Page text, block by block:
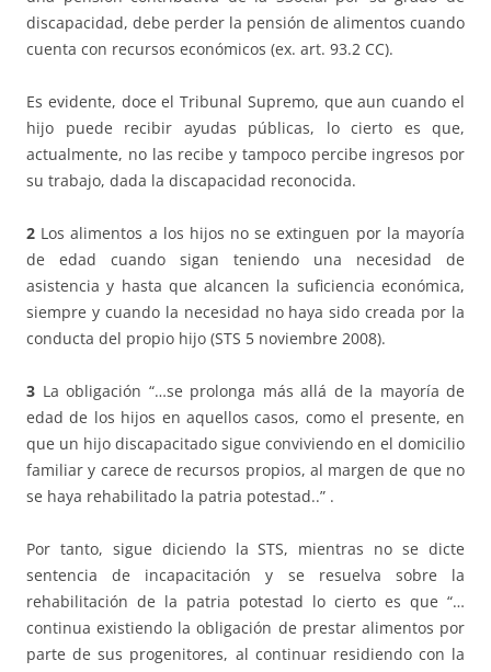
discapacidad, debe perder la pensión de alimentos cuando
cuenta con recursos económicos (ex. art. 93.2 CC).
Es evidente, doce el Tribunal Supremo, que aun cuando el
hijo puede recibir ayudas públicas, lo cierto es que,
actualmente, no las recibe y tampoco percibe ingresos por
su trabajo, dada la discapacidad reconocida.
2 Los alimentos a los hijos no se extinguen por la mayoría
de edad cuando sigan teniendo una necesidad de
asistencia y hasta que alcancen la suficiencia económica,
siempre y cuando la necesidad no haya sido creada por la
conducta del propio hijo (STS 5 noviembre 2008).
3 La obligación “…se prolonga más allá de la mayoría de
edad de los hijos en aquellos casos, como el presente, en
que un hijo discapacitado sigue conviviendo en el domicilio
familiar y carece de recursos propios, al margen de que no
se haya rehabilitado la patria potestad..” .
Por tanto, sigue diciendo la STS, mientras no se dicte
sentencia de incapacitación y se resuelva sobre la
rehabilitación de la patria potestad lo cierto es que “…
continua existiendo la obligación de prestar alimentos por
parte de sus progenitores, al continuar residiendo con la